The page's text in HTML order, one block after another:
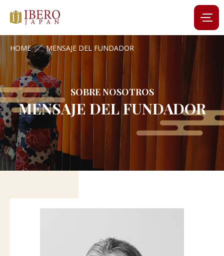
HOME MENSAJE DEL FUNDADOR
SOBRE NOSOTROS
MENSAJE DEL FUNDADOR